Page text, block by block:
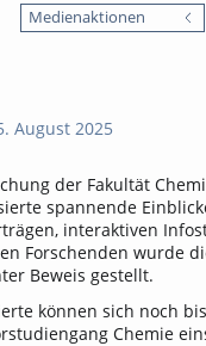
Medienaktionen
August 2025
der Fakultät
spannende
interaktiven
Forschenden wurde
Beweis gestellt.
können sich noch
Chemie